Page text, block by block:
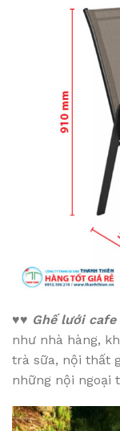
♥♥ Ghế lưới cafe
như nhà hàng,
trà sữa, nội thất
những nội ngoại